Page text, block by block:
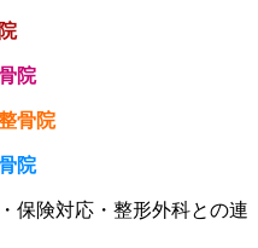
院
骨院
院
保険対応・整形外科との連